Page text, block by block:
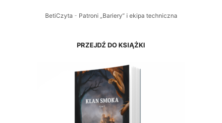
BetiCzyta - Patroni „Bariery” i ekipa techniczna
PRZEJDŹ DO KSIĄŻKI